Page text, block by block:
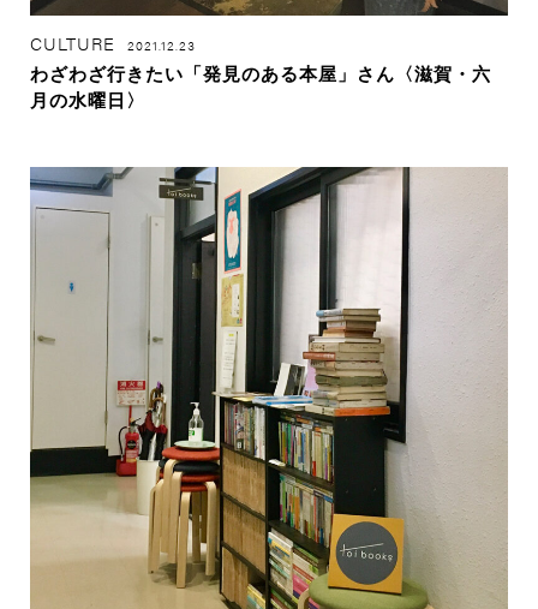
CULTURE 2021.12.23
わざわざ行きたい「発見のある本屋」さん〈滋賀・六
月の水曜日〉